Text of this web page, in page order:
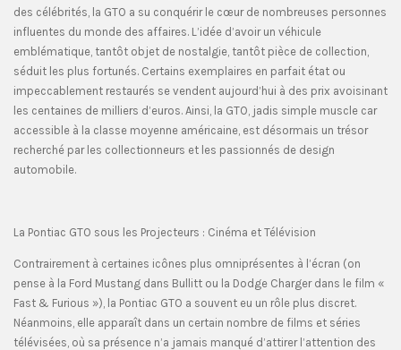
des célébrités, la GTO a su conquérir le cœur de nombreuses personnes
influentes du monde des affaires. L’idée d’avoir un véhicule
emblématique, tantôt objet de nostalgie, tantôt pièce de collection,
séduit les plus fortunés. Certains exemplaires en parfait état ou
impeccablement restaurés se vendent aujourd’hui à des prix avoisinant
les centaines de milliers d’euros. Ainsi, la GTO, jadis simple muscle car
accessible à la classe moyenne américaine, est désormais un trésor
recherché par les collectionneurs et les passionnés de design
automobile.
La Pontiac GTO sous les Projecteurs : Cinéma et Télévision
Contrairement à certaines icônes plus omniprésentes à l’écran (on
pense à la Ford Mustang dans Bullitt ou la Dodge Charger dans le film «
Fast & Furious »), la Pontiac GTO a souvent eu un rôle plus discret.
Néanmoins, elle apparaît dans un certain nombre de films et séries
télévisées, où sa présence n’a jamais manqué d’attirer l’attention des